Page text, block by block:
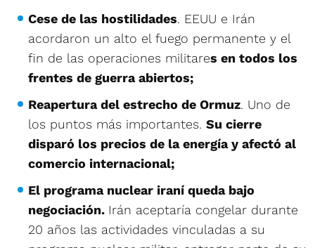
Cese de las hostilidades. EEUU e Irán
acordaron un alto el fuego permanente y el
fin de las operaciones militares en todos los
frentes de guerra abiertos;
Reapertura del estrecho de Ormuz. Uno de
los puntos más importantes. Su cierre
disparó los precios de la energía y afectó al
comercio internacional;
El programa nuclear iraní queda bajo
negociación. Irán aceptaría congelar durante
20 años las actividades vinculadas a su